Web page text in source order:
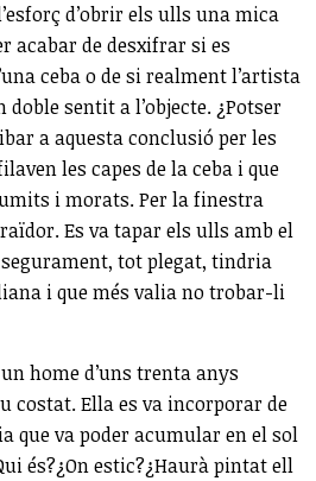
d’obrir els ulls una mica
acabar de desxifrar si es
ceba o de si realment l’artista
sentit a l’objecte. ¿Potser
a aquesta conclusió per les
les capes de la ceba i que
i morats. Per la finestra
Es va tapar els ulls amb el
tot plegat, tindria
i que més valia no trobar-li
home d’uns trenta anys
costat. Ella es va incorporar de
que va poder acumular en el sol
és?¿On estic?¿Haurà pintat ell